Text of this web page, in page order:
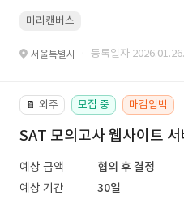
미리캔버스
서울특별시 · 등록일자 2026.01.26.
📔 외주 모집 중 마감임박
SAT 모의고사 웹사이트
예상 금액
협의 후 결정
예상 기간
30일